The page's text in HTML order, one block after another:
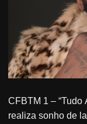
CFBTM 1 – “Tudo Aconteceu”: MC Du Black
realiza sonho de